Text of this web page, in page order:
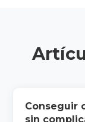
Conseguir
sin